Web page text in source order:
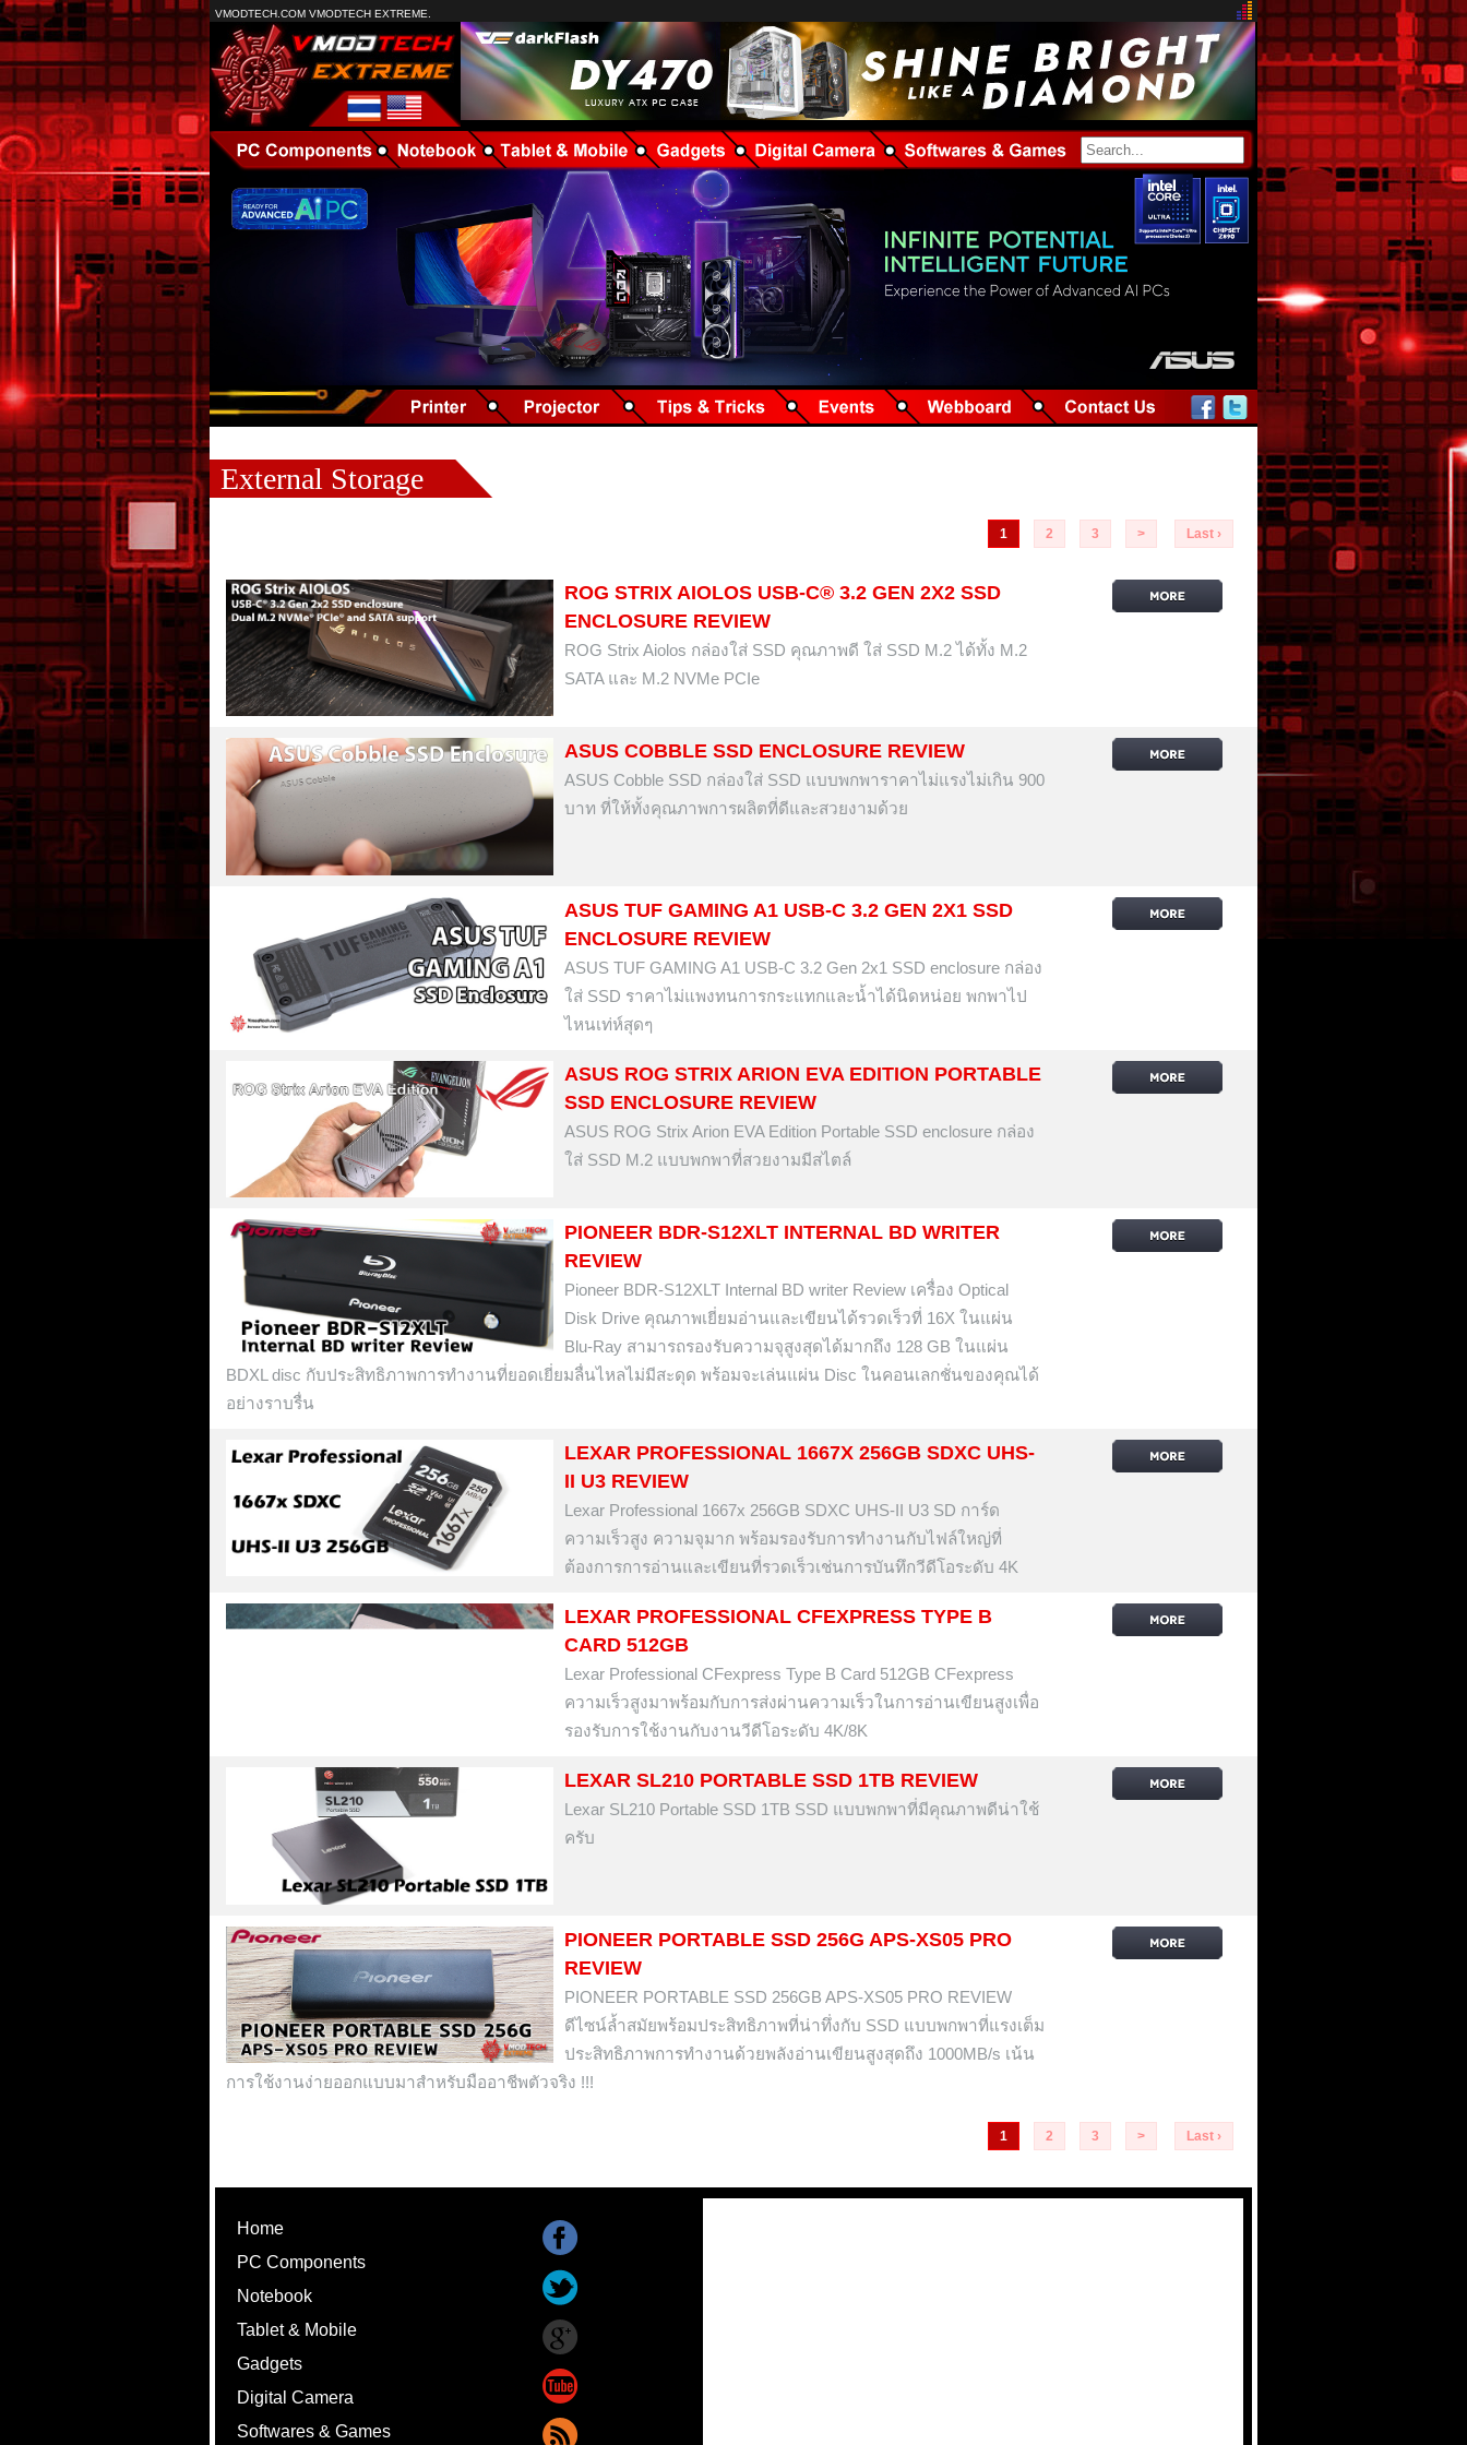
VMODTECH.COM VMODTECH EXTREME.
External Storage
1 2 3 > Last ›
ROG STRIX AIOLOS USB-C® 3.2 GEN 2X2 SSD
ENCLOSURE REVIEW
ROG Strix Aiolos กล่องใส่ SSD คุณภาพดี ใส่ SSD M.2 ได้ทั้ง M.2
SATA และ M.2 NVMe PCIe
ASUS COBBLE SSD ENCLOSURE REVIEW
ASUS Cobble SSD กล่องใส่ SSD แบบพกพาราคาไม่แรงไม่เกิน 900
บาท ที่ให้ทั้งคุณภาพการผลิตที่ดีและสวยงามด้วย
ASUS TUF GAMING A1 USB-C 3.2 GEN 2X1 SSD
ENCLOSURE REVIEW
ASUS TUF GAMING A1 USB-C 3.2 Gen 2x1 SSD enclosure กล่อง
ใส่ SSD ราคาไม่แพงทนการกระแทกและน้ำได้นิดหน่อย พกพาไป
ไหนเท่ห์สุดๆ
ASUS ROG STRIX ARION EVA EDITION PORTABLE
SSD ENCLOSURE REVIEW
ASUS ROG Strix Arion EVA Edition Portable SSD enclosure กล่อง
ใส่ SSD M.2 แบบพกพาที่สวยงามมีสไตล์
PIONEER BDR-S12XLT INTERNAL BD WRITER
REVIEW
Pioneer BDR-S12XLT Internal BD writer Review เครื่อง Optical
Disk Drive คุณภาพเยี่ยมอ่านและเขียนได้รวดเร็วที่ 16X ในแผ่น
Blu-Ray สามารถรองรับความจุสูงสุดได้มากถึง 128 GB ในแผ่น
BDXL disc กับประสิทธิภาพการทำงานที่ยอดเยี่ยมลื่นไหลไม่มีสะดุด พร้อมจะเล่นแผ่น Disc ในคอนเลกชั่นของคุณได้
อย่างราบรื่น
LEXAR PROFESSIONAL 1667X 256GB SDXC UHS-
II U3 REVIEW
Lexar Professional 1667x 256GB SDXC UHS-II U3 SD การ์ด
ความเร็วสูง ความจุมาก พร้อมรองรับการทำงานกับไฟล์ใหญ่ที่
ต้องการการอ่านและเขียนที่รวดเร็วเช่นการบันทึกวีดีโอระดับ 4K
LEXAR PROFESSIONAL CFEXPRESS TYPE B
CARD 512GB
Lexar Professional CFexpress Type B Card 512GB CFexpress
ความเร็วสูงมาพร้อมกับการส่งผ่านความเร็วในการอ่านเขียนสูงเพื่อ
รองรับการใช้งานกับงานวีดีโอระดับ 4K/8K
LEXAR SL210 PORTABLE SSD 1TB REVIEW
Lexar SL210 Portable SSD 1TB SSD แบบพกพาที่มีคุณภาพดีน่าใช้
ครับ
PIONEER PORTABLE SSD 256G APS-XS05 PRO
REVIEW
PIONEER PORTABLE SSD 256GB APS-XS05 PRO REVIEW
ดีไซน์ล้ำสมัยพร้อมประสิทธิภาพที่น่าทึ่งกับ SSD แบบพกพาที่แรงเต็ม
ประสิทธิภาพการทำงานด้วยพลังอ่านเขียนสูงสุดถึง 1000MB/s เน้น
การใช้งานง่ายออกแบบมาสำหรับมืออาชีพตัวจริง !!!
1 2 3 > Last ›
Home
PC Components
Notebook
Tablet & Mobile
Gadgets
Digital Camera
Softwares & Games